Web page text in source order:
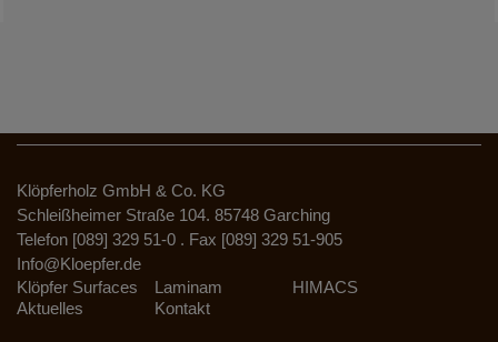
Klöpferholz GmbH & Co. KG
Schleißheimer Straße 104. 85748 Garching
Telefon [089] 329 51-0 . Fax [089] 329 51-905
Info@Kloepfer.de
Klöpfer Surfaces
Laminam
HIMACS
Aktuelles
Kontakt